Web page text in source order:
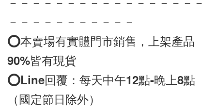
－－－－－－－－－－－
⭕️本賣場有實體門市銷售，上架產品
90%皆有現貨
⭕️Line回覆：每天中午12點-晚上8點
（國定節日除外）